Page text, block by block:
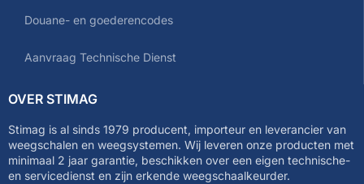
Douane- en goederencodes
Aanvraag Technische Dienst
OVER STIMAG
Stimag is al sinds 1979 producent, importeur en leverancier van
weegschalen en weegsystemen. Wij leveren onze producten met
minimaal 2 jaar garantie, beschikken over een eigen technische-
en servicedienst en zijn erkende weegschaalkeurder.